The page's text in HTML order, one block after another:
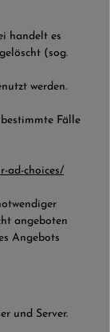
handelt es
(sog.
werden.
Fälle
ad-choices/
angeboten
Angebots
und Server.